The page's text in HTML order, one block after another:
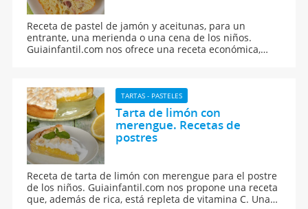
Receta de pastel de jamón y aceitunas, para un
entrante, una merienda o una cena de los niños.
Guiainfantil.com nos ofrece una receta económica,
TARTAS - PASTELES
Tarta de limón con
merengue. Recetas de
postres
Receta de tarta de limón con merengue para el postre
de los niños. Guiainfantil.com nos propone una receta
que, además de rica, está repleta de vitamina C. Una